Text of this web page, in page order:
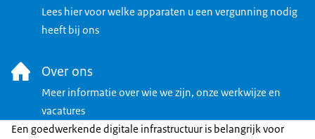
Lees hier voor welke apparaten u een vergunning nodig
heeft bij ons
Over ons
Meer informatie over wie we zijn, onze werkwijze en
vacatures
Een goedwerkende digitale infrastructuur is belangrijk voor